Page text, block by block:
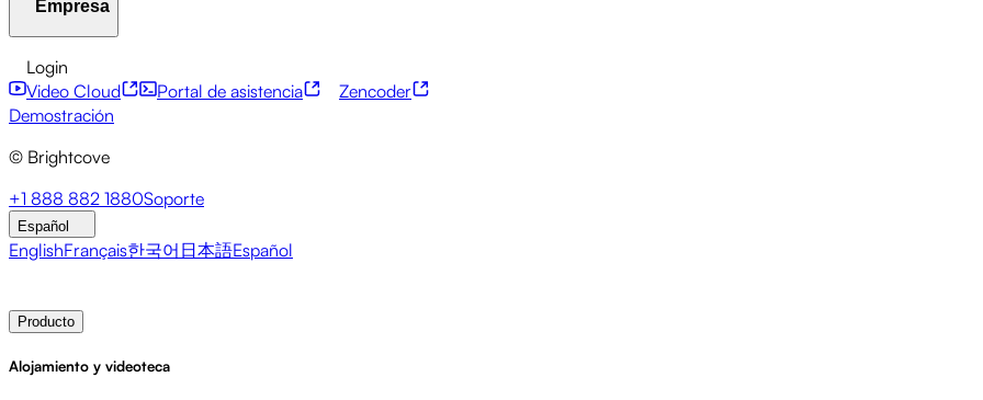
API para desarrolladores
Servicios financieros
Emisoras
Brightcove Academy
Empresa
Acerca de Brightcove
Sala de prensa Newsletter
Login
Video Cloud
Portal de asistencia
Zencoder
Demostración
© Brightcove
+1 888 882 1880Soporte
Español
EnglishFrançais한국어 日本語Español
Producto
Alojamiento y videoteca